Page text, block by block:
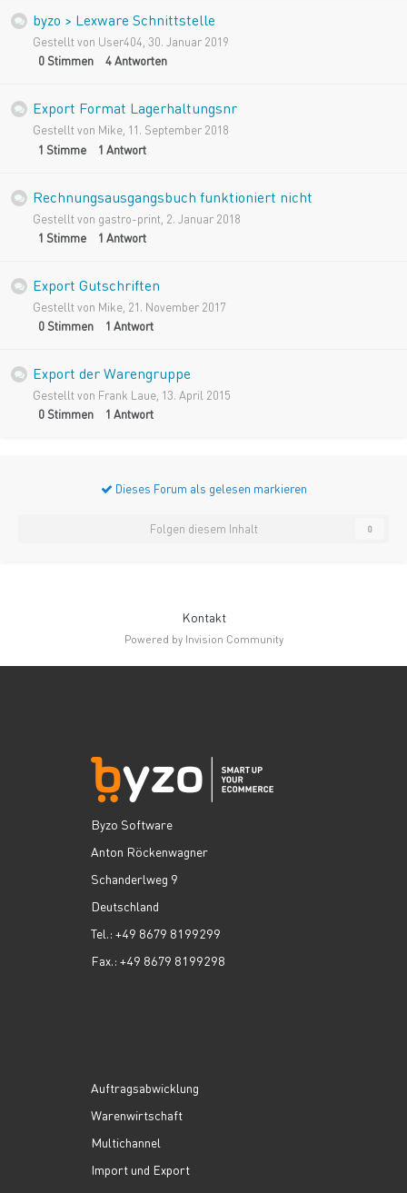
byzo > Lexware Schnittstelle
Gestellt von User404, 30. Januar 2019
0 Stimmen 4Antworten
Export Format Lagerhaltungsnr
Gestellt von Mike, 11. September 2018
1 Stimme 1 Antwort
Rechnungsausgangsbuch funktioniert nicht
Gestellt von gastro-print, 2. Januar 2018
1 Stimme 1 Antwort
Export Gutschriften
Gestellt von Mike, 21. November 2017
0 Stimmen 1 Antwort
Export der Warengruppe
Gestellt von Frank Laue, 13. April 2015
0 Stimmen 1 Antwort
Dieses Forum als gelesen markieren
Folgen diesem Inhalt 0
Kontakt
Powered by Invision Community
Byzo Software
Anton Röckenwagner
Schanderlweg 9
Deutschland
Tel.: +49 8679 8199299
Fax.: +49 8679 8199298
Auftragsabwicklung
Warenwirtschaft
Multichannel
Import und Export